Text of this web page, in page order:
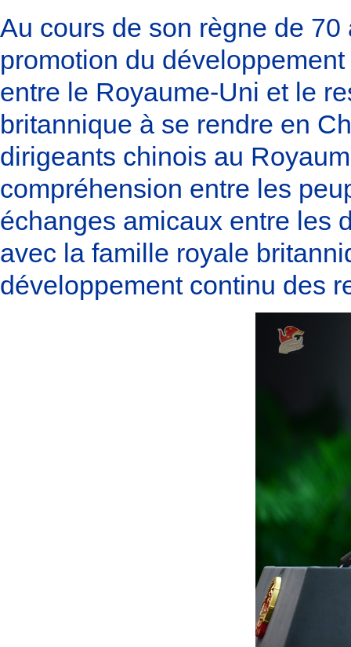
Au cours de son règne de
promotion du
entre le Royaume-Uni et le
britannique à se rendre en
dirigeants chinois au
compréhension entre les
échanges amicaux entre les
avec la famille royale
développement continu des